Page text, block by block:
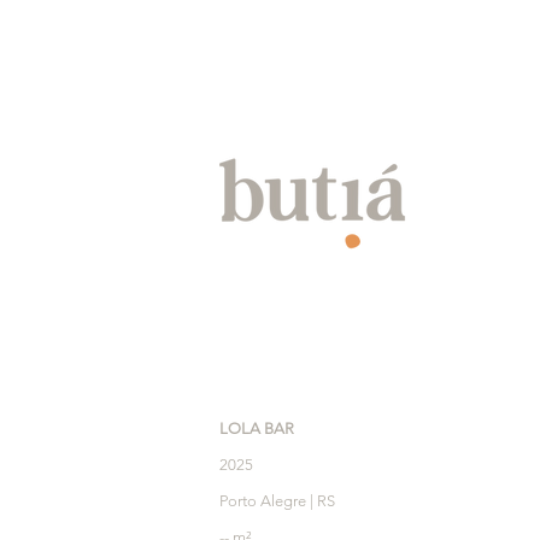
LOLA BAR
2025
Porto Alegre | RS